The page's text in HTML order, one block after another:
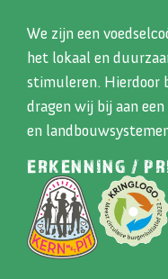
We zijn een
het lokaal en
stimuleren. Hierdoor
dragen wij bij aan
en
ERKENNING /